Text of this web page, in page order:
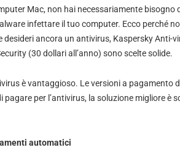
Mac, non hai necessariamente
infettare il tuo computer. Ecco perché
desideri ancora un antivirus, Kaspersky Anti-
(30 dollari all’anno) sono scelte solide.
è vantaggioso. Le versioni a pagamento
pagare per l’antivirus, la soluzione migliore è
automatici